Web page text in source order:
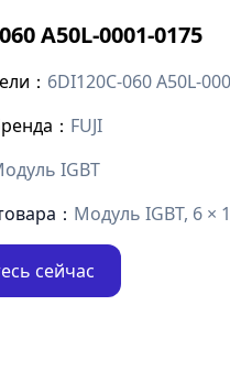
A50L-0001-0175
： 6DI120C-060 A50L-
： FUJI
IGBT
： Модуль IGBT, 6 ×
сейчас